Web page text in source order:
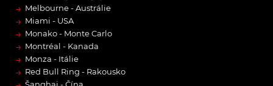
→ Melbourne - Austrálie
→ Miami - USA
→ Monako - Monte Carlo
→ Montréal - Kanada
→ Monza - Itálie
→ Red Bull Ring - Rakousko
Šanghaj - Čína